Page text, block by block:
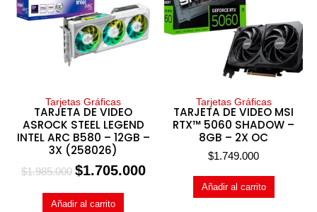
Tarjetas Gráficas
TARJETA DE VIDEO
ASROCK STEEL LEGEND
INTEL ARC B580 – 12GB –
3X (258026)
$1.985.000 $1.705.000
Añadir al carrito
Tarjetas Gráficas
TARJETA DE VIDEO MSI
RTX™ 5060 SHADOW –
8GB – 2X OC
$1.749.000
Añadir al carrito